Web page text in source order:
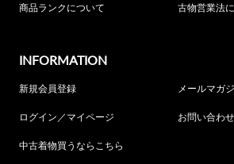
商品ランクについて 古物営業法
INFORMATION
新規会員登録 メールマガ
ログイン／マイページ お問い合わせ
中古着物買うならこちら